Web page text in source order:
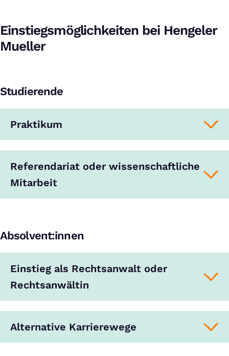
Einstiegsmöglichkeiten bei Hengeler
Mueller
Studierende
Praktikum
Referendariat oder wissenschaftliche
Mitarbeit
Absolvent:innen
Einstieg als Rechtsanwalt oder
Rechtsanwältin
Alternative Karrierewege